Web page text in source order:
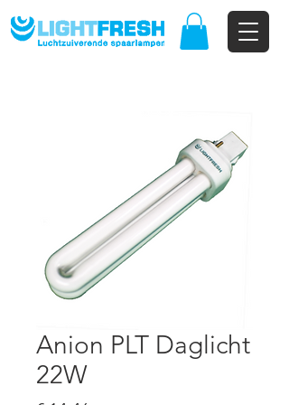
Anion PLT Daglicht
22W